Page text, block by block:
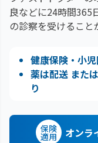
良などに24時間365
の診察を受けること
健康保険・小
薬は配送 また
り
保険
適用 オンラ